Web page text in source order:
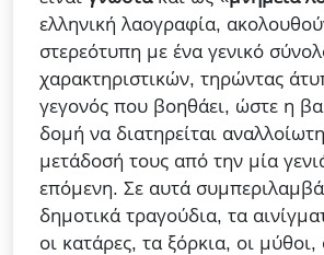
ελληνική λαογραφία,
στερεότυπη με ένα γενικό
χαρακτηριστικών, τηρώντας
γεγονός που βοηθάει, ώστε η
δομή να διατηρείται
μετάδοσή τους από την μία
επόμενη. Σε αυτά
δημοτικά τραγούδια, τα
οι κατάρες, τα ξόρκια, οι μύθοι,